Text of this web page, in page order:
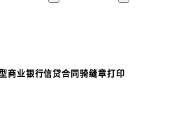
商业银行信贷合同骑缝章打印